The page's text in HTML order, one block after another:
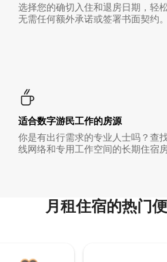
选择您的确切入住和退房日期，轻
无需任何额外承诺或签署书面契约
适合数字游民工作的房源
你是有出行需求的专业人士吗？查
线网络和专用工作空间的长期住宿房
月租住宿的热门